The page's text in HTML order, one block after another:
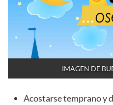
IMAGEN DE
Acostarse temprano y